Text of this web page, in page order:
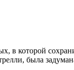
в которой
была